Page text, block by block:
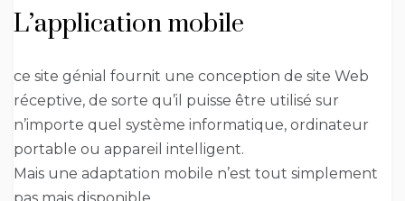
L’application mobile
ce site génial fournit une conception de site Web
réceptive, de sorte qu’il puisse être utilisé sur
n’importe quel système informatique, ordinateur
portable ou appareil intelligent.
Mais une adaptation mobile n’est tout simplement